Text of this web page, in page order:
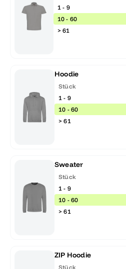
1 - 9
10 - 60
> 61
Hoodie
Stück
1 - 9
10 - 60
> 61
Sweater
Stück
1 - 9
10 - 60
> 61
ZIP Hoodie
Stück